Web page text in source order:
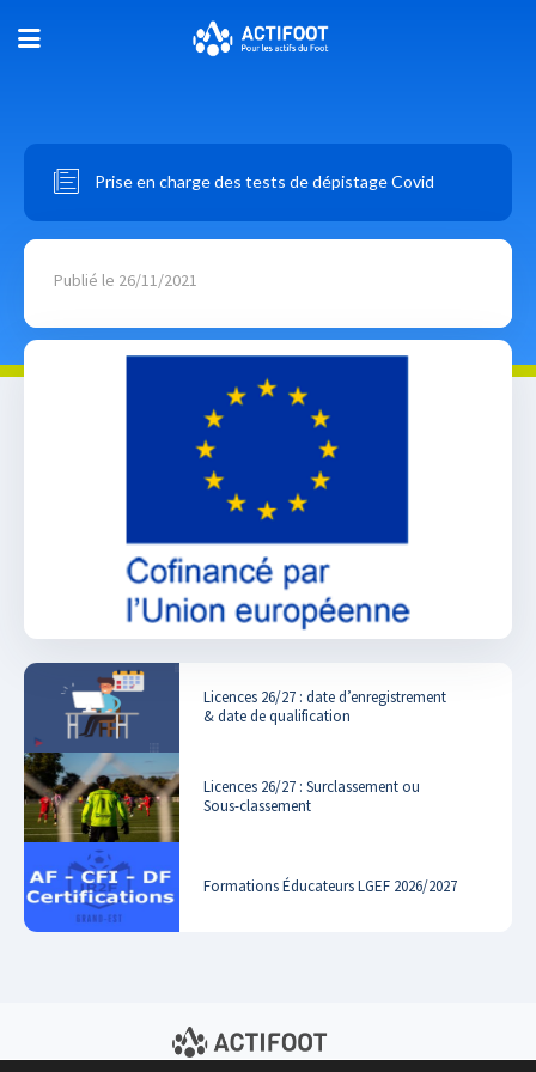
Prise en charge des tests de dépistage Covid
Publié le 26/11/2021
Licences 26/27 : date d’enregistrement
& date de qualification
Licences 26/27 : Surclassement ou
Sous-classement
Formations Éducateurs LGEF 2026/2027